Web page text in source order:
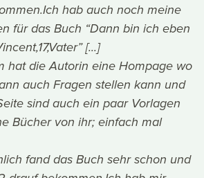
hab auch noch meine
für das Buch “Dann bin ich eben
[...]
hat die Autorin eine Hompage wo
auch Fragen stellen kann und
sind auch ein paar Vorlagen
Bücher von ihr; einfach mal
fand das Buch sehr schon und